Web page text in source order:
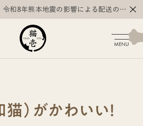
令和8年熊本地震の影響による配送の遅
について
）がかわいい！